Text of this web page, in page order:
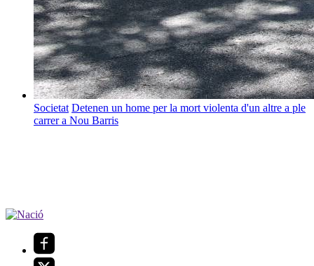
Societat Detenen un home per la mort violenta d'un altre a ple
carrer a Nou Barris